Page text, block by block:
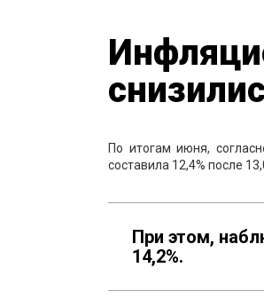
По итогам июня,
составила 12,4% после
При этом,
14,2%.